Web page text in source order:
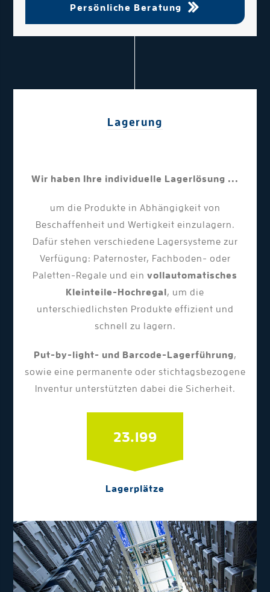
Persönliche Beratung
Lagerung
Wir haben Ihre individuelle Lagerlösung ...
um die Produkte in Abhängigkeit von
Beschaffenheit und Wertigkeit einzulagern.
Dafür stehen verschiedene Lagersysteme zur
Verfügung: Paternoster, Fachboden- oder
Paletten-Regale und ein vollautomatisches
Kleinteile-Hochregal , um die
unterschiedlichsten Produkte effizient und
schnell zu lagern.
Put-by-light- und Barcode-Lagerführung,
sowie eine permanente oder stichtagsbezogene
Inventur unterstützten dabei die Sicherheit.
30.096
Lagerplätze